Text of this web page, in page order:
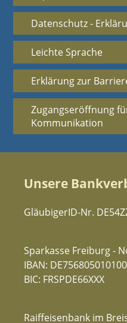
Datenschutz -
Leichte Sprache
Erklärung zur
Zugangseröffnung
Kommunikation
Unsere
GläubigerID-Nr.
Sparkasse Freiburg -
IBAN:
BIC: FRSPDE66XXX
Raiffeisenbank im